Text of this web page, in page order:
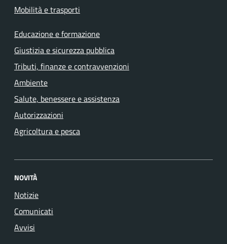
Mobilità e trasporti
Educazione e formazione
Giustizia e sicurezza pubblica
Tributi, finanze e contravvenzioni
Ambiente
Salute, benessere e assistenza
Autorizzazioni
Agricoltura e pesca
NOVITÀ
Notizie
Comunicati
Avvisi